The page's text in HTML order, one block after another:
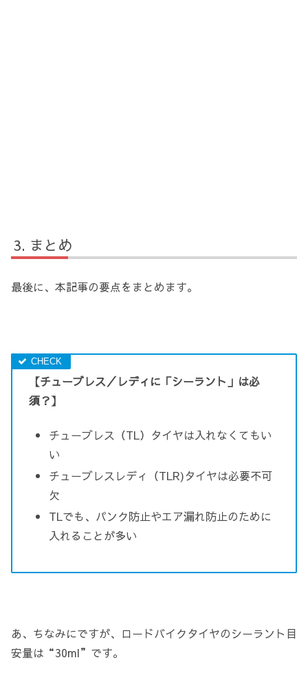
まとめ
最後に、本記事の要点をまとめます。
【チューブレス／レディに「シーラント」は必
須？】
チューブレス（TL）タイヤは入れなくてもい
い
チューブレスレディ（TLR)タイヤは必要不可
欠
TLでも、パンク防止やエア漏れ防止のために
入れることが多い
あ、ちなみにですが、ロードバイクタイヤのシーラント目
安量は“30ml”です。